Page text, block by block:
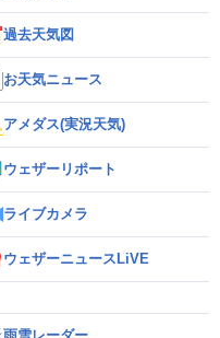
過去天気図
お天気ニュース
アメダス(実況天気)
ウェザーリポート
ライブカメラ
ウェザーニュースLiVE